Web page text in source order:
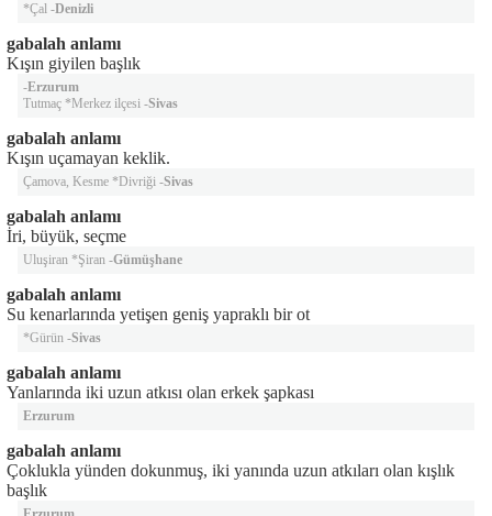
*Çal -Denizli
gabalah anlamı
Kışın giyilen başlık
-Erzurum
Tutmaç *Merkez ilçesi -Sivas
gabalah anlamı
Kışın uçamayan keklik.
Çamova, Kesme *Divriği -Sivas
gabalah anlamı
İri, büyük, seçme
Uluşiran *Şiran -Gümüşhane
gabalah anlamı
Su kenarlarında yetişen geniş yapraklı bir ot
*Gürün -Sivas
gabalah anlamı
Yanlarında iki uzun atkısı olan erkek şapkası
Erzurum
gabalah anlamı
Çoklukla yünden dokunmuş, iki yanında uzun atkıları olan kışlık
başlık